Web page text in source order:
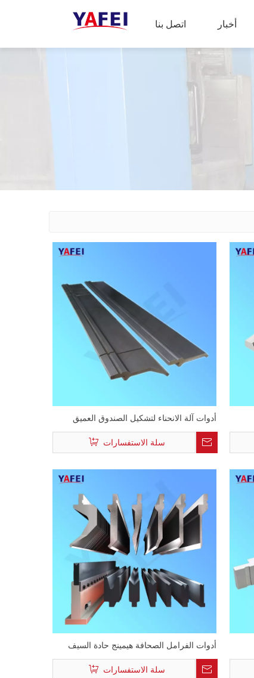
أخبار اتصل بنا
أدوات آلة الانحناء لتشكيل الصندوق العميق
سلة الاستفسارات
أدوات الفرامل الصحافة هيمينج حادة السيف
سلة الاستفسارات